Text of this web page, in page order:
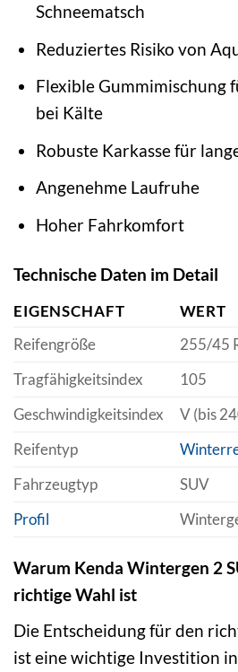
Schneematsch
Reduziertes Risiko von
Flexible Gummimischung
bei Kälte
Robuste Karkasse für
Angenehme Laufruhe
Hoher Fahrkomfort
Technische Daten im Detail
EIGENSCHAFT
WERT
Reifengröße
255/45
Tragfähigkeitsindex
105
Geschwindigkeitsindex
V (bis
Reifentyp
Fahrzeugtyp
SUV
Profil
Warum Kenda Wintergen 2
richtige Wahl ist
Die Entscheidung für den
ist eine wichtige Investition